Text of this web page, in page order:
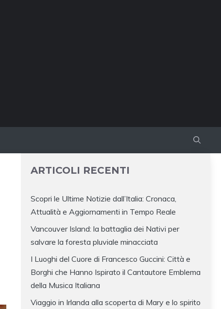
ARTICOLI RECENTI
Scopri le Ultime Notizie dall’Italia: Cronaca,
Attualità e Aggiornamenti in Tempo Reale
Vancouver Island: la battaglia dei Nativi per
salvare la foresta pluviale minacciata
I Luoghi del Cuore di Francesco Guccini: Città e
Borghi che Hanno Ispirato il Cantautore Emblema
della Musica Italiana
Viaggio in Irlanda alla scoperta di Mary e lo spirito